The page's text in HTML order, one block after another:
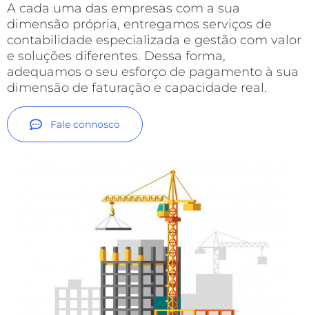
A cada uma das empresas com a sua
dimensão própria, entregamos serviços de
contabilidade especializada e gestão com valor
e soluções diferentes. Dessa forma,
adequamos o seu esforço de pagamento à sua
dimensão de faturação e capacidade real.
Fale connosco